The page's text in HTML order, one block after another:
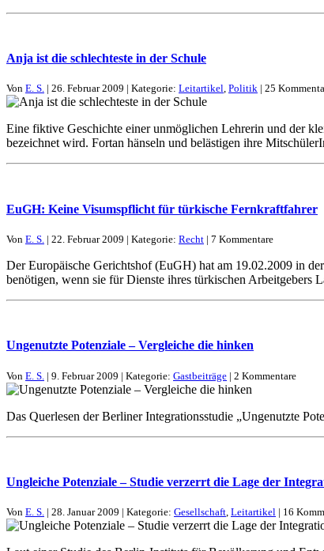
Anja ist die schlechteste in der Schule
Von E. S. | 26. Februar 2009 | Kategorie: Leitartikel, Politik | 25
Eine fiktive Geschichte einer unmöglichen Lehrerin und der
bezeichnet wird. Fortan hänseln und belästigen ihre
EuGH: Keine Visumspflicht für türkische Fernkraftfahrer
Von E. S. | 22. Februar 2009 | Kategorie: Recht | 7 Kommentare
Der Europäische Gerichtshof (EuGH) hat am 19.02.2009 in
benötigen, wenn sie für Dienste ihres türkischen Arbeitgebers
Ungenutzte Potenziale – Vergleiche die hinken
Von E. S. | 9. Februar 2009 | Kategorie: Gastbeiträge | 2 Kommentare
Das Querlesen der Berliner Integrationsstudie „Ungenutzte
Ungleiche Potenziale – Studie verzerrt die Lage der
Von E. S. | 28. Januar 2009 | Kategorie: Gesellschaft, Leitartikel | 16